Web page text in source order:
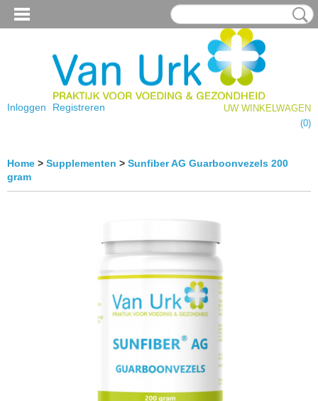
Inloggen Registreren
UW WINKELWAGEN
(0)
Home > Supplementen > Sunfiber AG Guarboonvezels 200
gram